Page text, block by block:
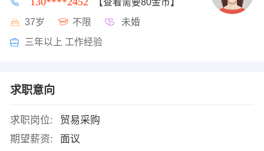
37岁 不限 未婚
三年以上 工作经验
求职意向
求职岗位:
贸易采购
期望薪资:
面议